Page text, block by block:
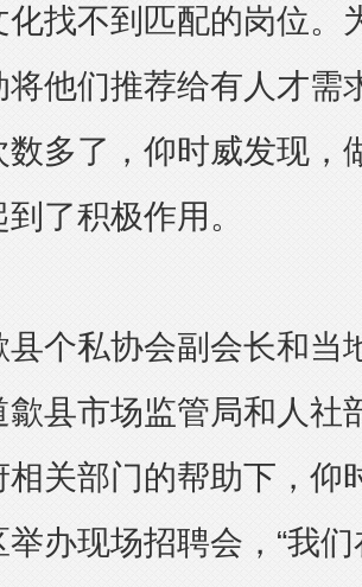
化找不到匹配的岗位。
将他们推荐给有人才需
数多了，仰时威发现，
了积极作用。
私协会副会长和当
歙县市场监管局和人社
相关部门的帮助下，仰
办现场招聘会，“我